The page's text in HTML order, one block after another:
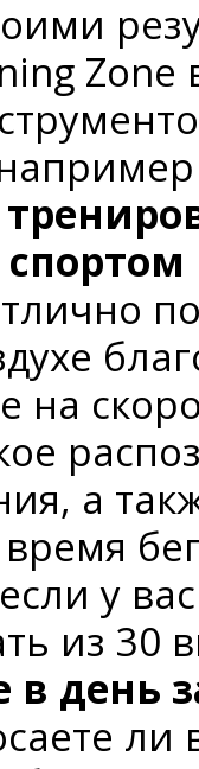
на
а
у
из 30
в день
ли